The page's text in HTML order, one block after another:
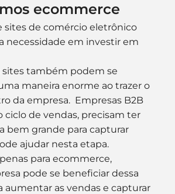
ecommerce
sites de comércio eletrônico
necessidade em investir em
sites também podem se
maneira enorme ao trazer o
da empresa.  Empresas B2B
de vendas, precisam ter
bem grande para capturar
ajudar nesta etapa.
para ecommerce,
pode se beneficiar dessa
aumentar as vendas e capturar